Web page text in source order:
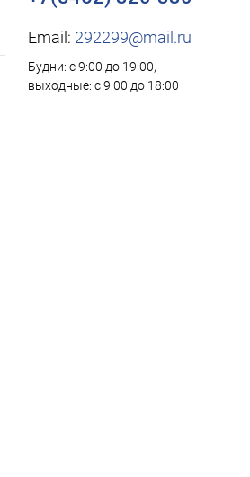
Email: 292299@mail.ru
Будни: с 9:00 до 19:00,
выходные: с 9:00 до 18:00